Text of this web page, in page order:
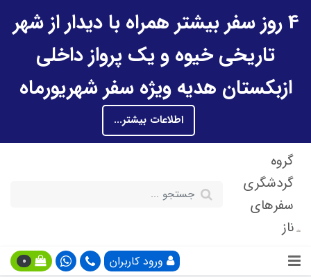
4 روز سفر بیشتر همراه با دیدار از شهر
تاریخی خیوه و یک پرواز داخلی
ازبکستان هدیه ویژه سفر شهریورماه
اطلاعات بیشتر...
گروه
گردشگری
سفرهای
ناز
ورود کاربران 0